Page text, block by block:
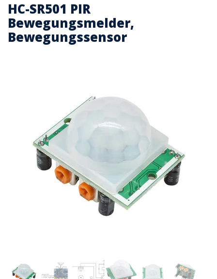
HC-SR501 PIR
Bewegungsmelder,
Bewegungssensor